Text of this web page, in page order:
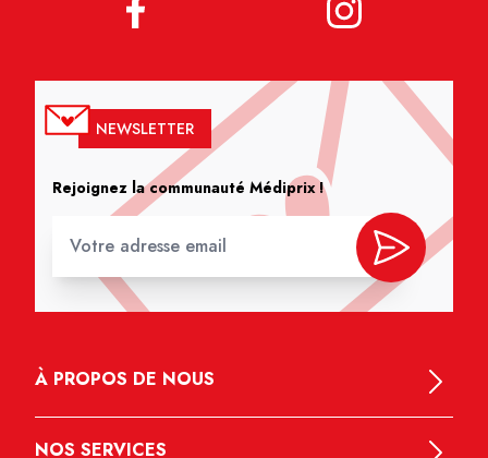
NEWSLETTER
Rejoignez la communauté Médiprix !
À PROPOS DE NOUS
NOS SERVICES